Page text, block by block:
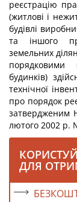
реєстрацію
(житлові і
будівлі
та іншого
земельних
порядковими
будинків)
технічної
про порядок
затвердженим
лютого 2002 р.
ДЛЯ